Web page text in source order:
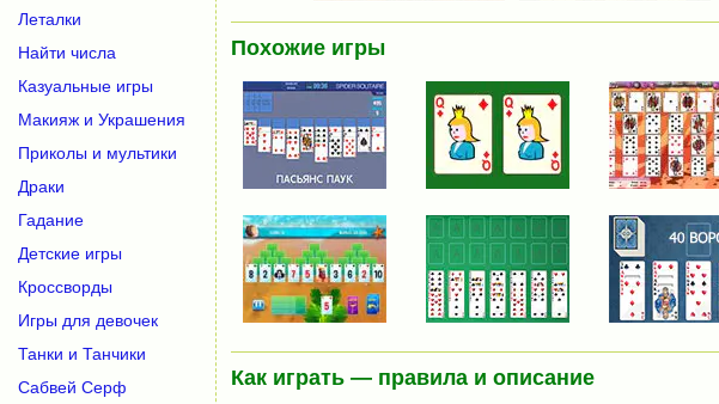
Похожие игры
Как играть — правила и описание
Леталки
Найти числа
Казуальные игры
Макияж и Украшения
Приколы и мультики
Драки
Гадание
Детские игры
Кроссворды
Игры для девочек
Танки и Танчики
Сабвей Серф